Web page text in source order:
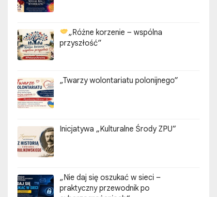
„Różne korzenie – wspólna
przyszłość”
„Twarzy wolontariatu polonijnego”
Inicjatywa „Kulturalne Środy ZPU”
„Nie daj się oszukać w sieci –
praktyczny przewodnik po